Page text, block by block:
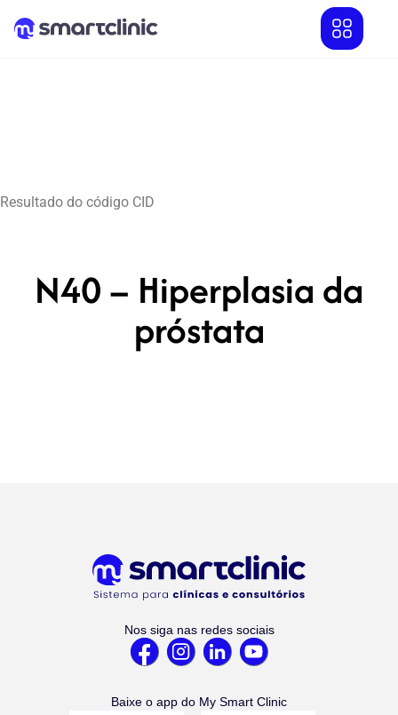
Resultado do código CID
N40 – Hiperplasia da
próstata
Nos siga nas redes sociais
Baixe o app do My Smart Clinic